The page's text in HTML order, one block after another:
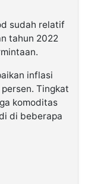
sudah relatif
tahun 2022
inflasi
Tingkat
komoditas
di beberapa